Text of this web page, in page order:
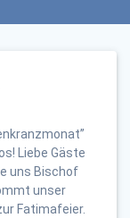
Liebe Gäste
uns Bischof
unser
Fatimafeier.